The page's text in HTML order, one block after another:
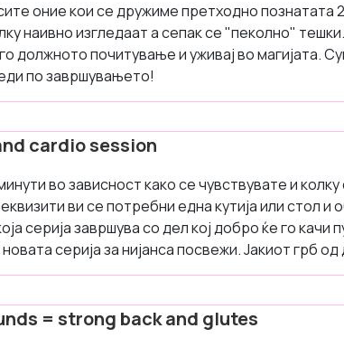
оние кои се дружиме претходно
наивно изгледаат а сепак се "пеколно"
должното почитување и уживај во магијата.
по завршувањето!
cardio session
во зависност како се чувствувaте и
ви се потребни една кутија или стол и
серија завршува со дел кој добро ќе го
серија за нијанса посвежи. Јакиот грб од
= strong back and glutes